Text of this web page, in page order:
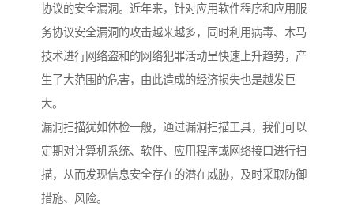
协议的安全漏洞。近年来，针对应用软件程序和应用服
务协议安全漏洞的攻击越来越多，同时利用病毒、木马
技术进行网络盗和的网络犯罪活动呈快速上升趋势，产
生了大范围的危害，由此造成的经济损失也是越发巨
大。
漏洞扫描犹如体检一般，通过漏洞扫描工具，我们可以
定期对计算机系统、软件、应用程序或网络接口进行扫
描，从而发现信息安全存在的潜在威胁，及时采取防御
措施、风险。